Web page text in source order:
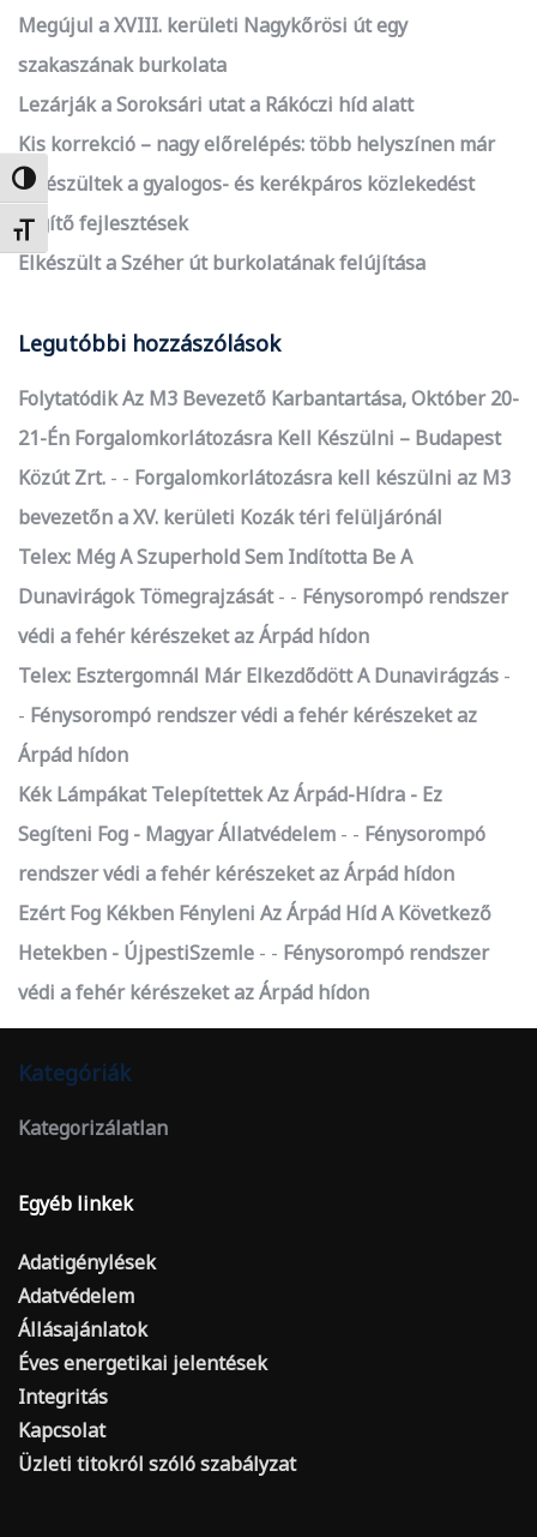
Nagy kontraszt váltása
Betűméret váltása
Megújul a XVIII. kerületi Nagykőrösi út egy
szakaszának burkolata
Lezárják a Soroksári utat a Rákóczi híd alatt
Kis korrekció – nagy előrelépés: több helyszínen már
elkészültek a gyalogos- és kerékpáros közlekedést
segítő fejlesztések
Elkészült a Széher út burkolatának felújítása
Legutóbbi hozzászólások
Folytatódik Az M3 Bevezető Karbantartása, Október 20-
21-Én Forgalomkorlátozásra Kell Készülni – Budapest
Közút Zrt.
- Forgalomkorlátozásra kell készülni az M3
bevezetőn a XV. kerületi Kozák téri felüljárónál
Telex: Még A Szuperhold Sem Indította Be A
Dunavirágok Tömegrajzását
- Fénysorompó rendszer
védi a fehér kérészeket az Árpád hídon
Telex: Esztergomnál Már Elkezdődött A Dunavirágzás
- Fénysorompó rendszer védi a fehér kérészeket az
Árpád hídon
Kék Lámpákat Telepítettek Az Árpád-Hídra - Ez
Segíteni Fog - Magyar Állatvédelem
- Fénysorompó
rendszer védi a fehér kérészeket az Árpád hídon
Ezért Fog Kékben Fényleni Az Árpád Híd A Következő
Hetekben - ÚjpestiSzemle
- Fénysorompó rendszer
védi a fehér kérészeket az Árpád hídon
Kategóriák
Kategorizálatlan
Egyéb linkek
Adatigénylések
Adatvédelem
Állásajánlatok
Éves energetikai jelentések
Integritás
Kapcsolat
Üzleti titokról szóló szabályzat